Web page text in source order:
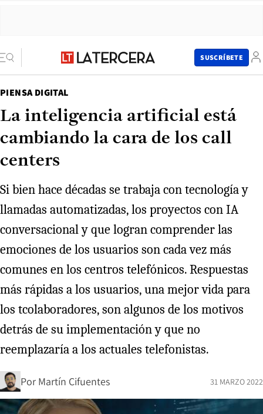
SUSCRÍBETE
PIENSA DIGITAL
La inteligencia artificial está
cambiando la cara de los call
centers
Si bien hace décadas se trabaja con tecnología y
llamadas automatizadas, los proyectos con IA
conversacional y que logran comprender las
emociones de los usuarios son cada vez más
comunes en los centros telefónicos. Respuestas
más rápidas a los usuarios, una mejor vida para
los tcolaboradores, son algunos de los motivos
detrás de su implementación y que no
reemplazaría a los actuales telefonistas.
Por Martín Cifuentes 31 MARZO 2022